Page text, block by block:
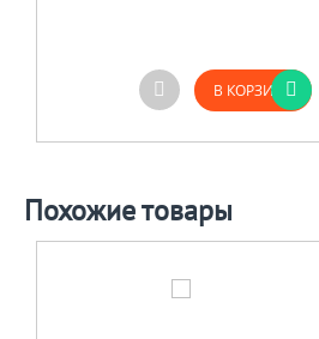
В КОРЗИНУ
Похожие товары